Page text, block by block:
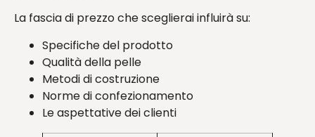
La fascia di prezzo che sceglierai influirà su:
Specifiche del prodotto
Qualità della pelle
Metodi di costruzione
Norme di confezionamento
Le aspettative dei clienti